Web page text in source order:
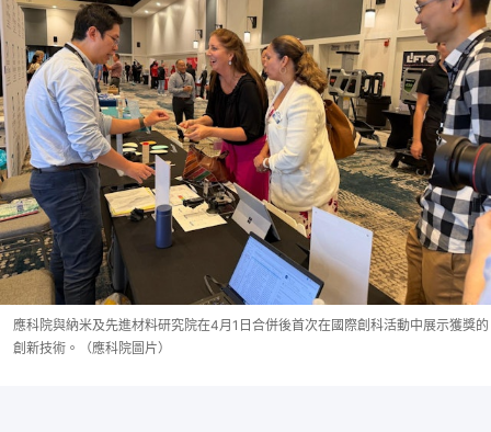
應科院與納米及先進材料研究院在4月1日合併後首次在國際創科活動中展示獲獎的
創新技術。（應科院圖片）